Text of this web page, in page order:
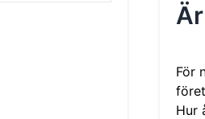
För
Hur